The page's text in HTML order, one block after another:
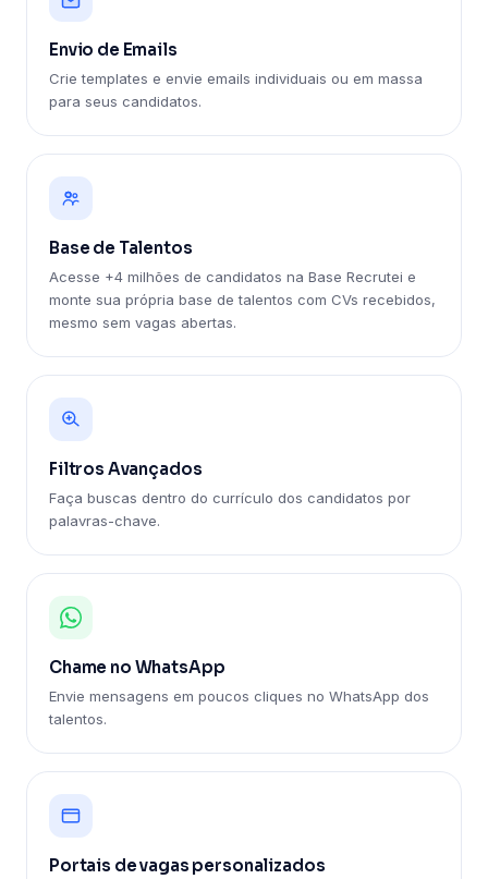
Envio de Emails
Crie templates e envie emails individuais ou em massa
para seus candidatos.
Base de Talentos
Acesse +4 milhões de candidatos na Base Recrutei e
monte sua própria base de talentos com CVs recebidos,
mesmo sem vagas abertas.
Filtros Avançados
Faça buscas dentro do currículo dos candidatos por
palavras-chave.
Chame no WhatsApp
Envie mensagens em poucos cliques no WhatsApp dos
talentos.
Portais de vagas personalizados